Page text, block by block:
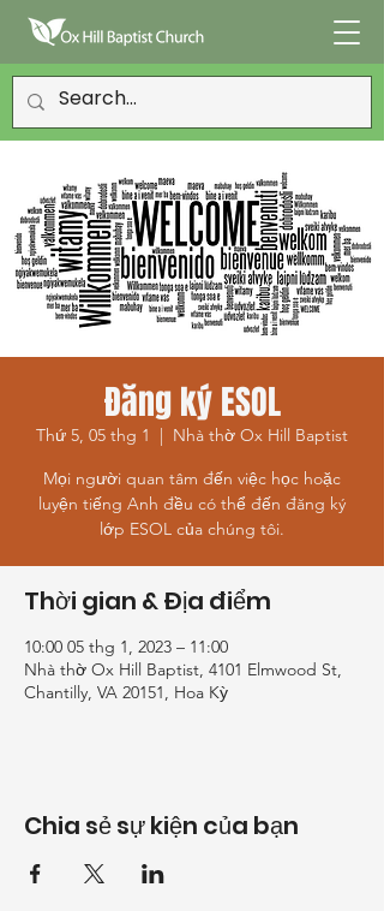
Đăng ký ESOL
Thứ 5, 05 thg 1
  |
Nhà thờ Ox Hill Baptist
Mọi người quan tâm đến việc học hoặc
luyện tiếng Anh đều có thể đến đăng ký
lớp ESOL của chúng tôi.
Thời gian & Địa điểm
10:00 05 thg 1, 2023 – 11:00
Nhà thờ Ox Hill Baptist, 4101 Elmwood St,
Chantilly, VA 20151, Hoa Kỳ
Chia sẻ sự kiện của bạn